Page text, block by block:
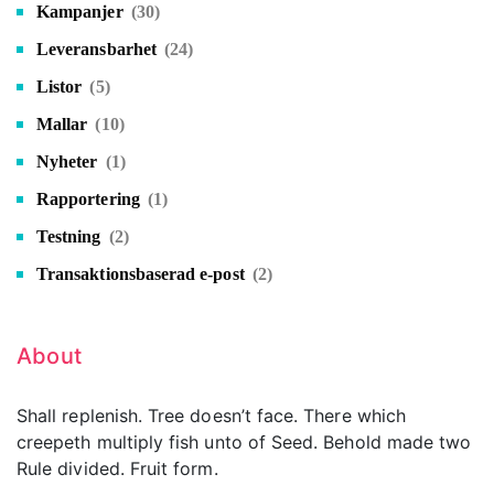
Kampanjer (30)
Leveransbarhet (24)
Listor (5)
Mallar (10)
Nyheter (1)
Rapportering (1)
Testning (2)
Transaktionsbaserad e-post (2)
About
Shall replenish. Tree doesn’t face. There which
creepeth multiply fish unto of Seed. Behold made two
Rule divided. Fruit form.